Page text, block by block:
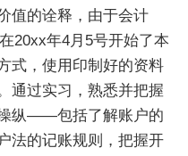
值的诠释，由于会计
20xx年4月5号开始了本
式，使用印制好的资料
通过实习，熟悉并把握
纵——包括了解账户的
法的记账规则，把握开